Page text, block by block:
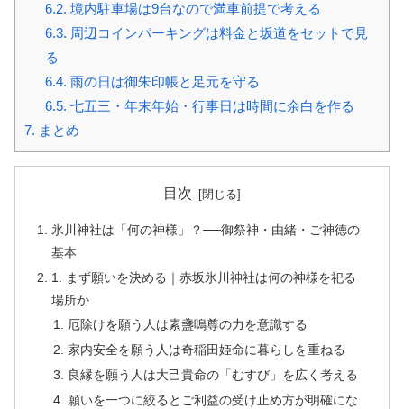
6.2. 境内駐車場は9台なので満車前提で考える
6.3. 周辺コインパーキングは料金と坂道をセットで見
る
6.4. 雨の日は御朱印帳と足元を守る
6.5. 七五三・年末年始・行事日は時間に余白を作る
7. まとめ
目次
氷川神社は「何の神様」？──御祭神・由緒・ご神徳の
基本
1. まず願いを決める｜赤坂氷川神社は何の神様を祀る
場所か
厄除けを願う人は素盞嗚尊の力を意識する
家内安全を願う人は奇稲田姫命に暮らしを重ねる
良縁を願う人は大己貴命の「むすび」を広く考える
願いを一つに絞るとご利益の受け止め方が明確にな